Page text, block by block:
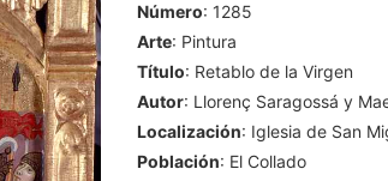
Número: 1285
Arte: Pintura
Título: Retablo de la Virgen
Autor: Llorenç Saragossá y
Localización: Iglesia de San
Población: El Collado